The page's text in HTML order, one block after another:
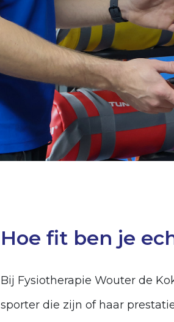
Hoe fit ben je
Bij Fysiotherapie Wouter de
sporter die zijn of haar